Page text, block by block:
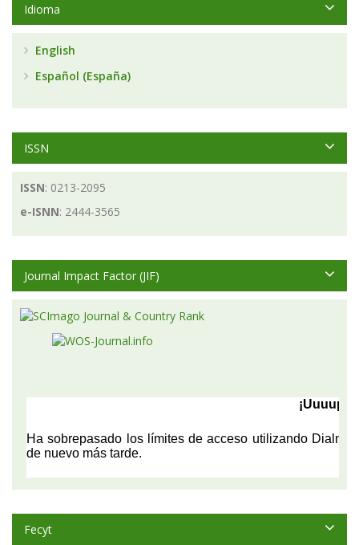
Idioma
English
Español (España)
ISSN
ISSN: 0213-2095
e-ISNN: 2444-3565
Journal Impact Factor (JIF)
Fecyt